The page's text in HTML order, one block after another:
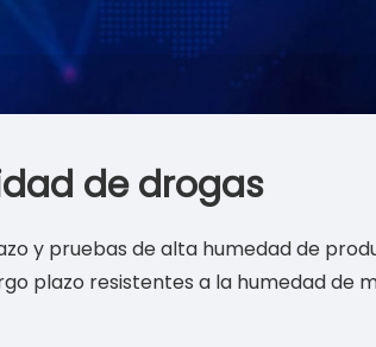
de drogas
y pruebas de alta humedad de
plazo resistentes a la humedad de